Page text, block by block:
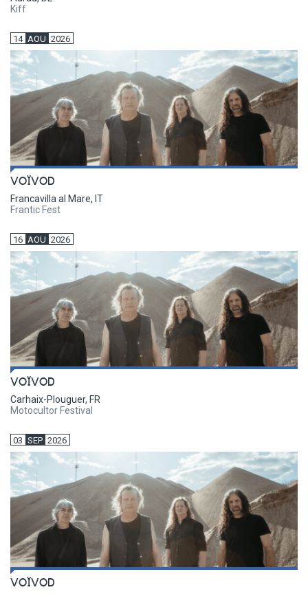
Kiff
14 AOU 2026
VOÏVOD
Francavilla al Mare, IT
Frantic Fest
16 AOU 2026
VOÏVOD
Carhaix-Plouguer, FR
Motocultor Festival
03 SEP 2026
VOÏVOD